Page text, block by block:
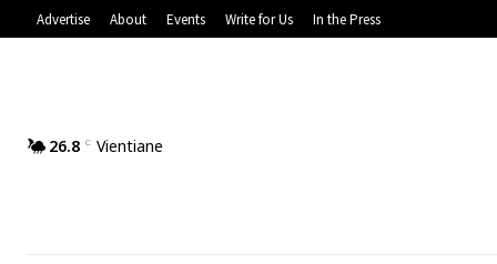
Advertise About Events Write for Us In the Press
26.8 C Vientiane